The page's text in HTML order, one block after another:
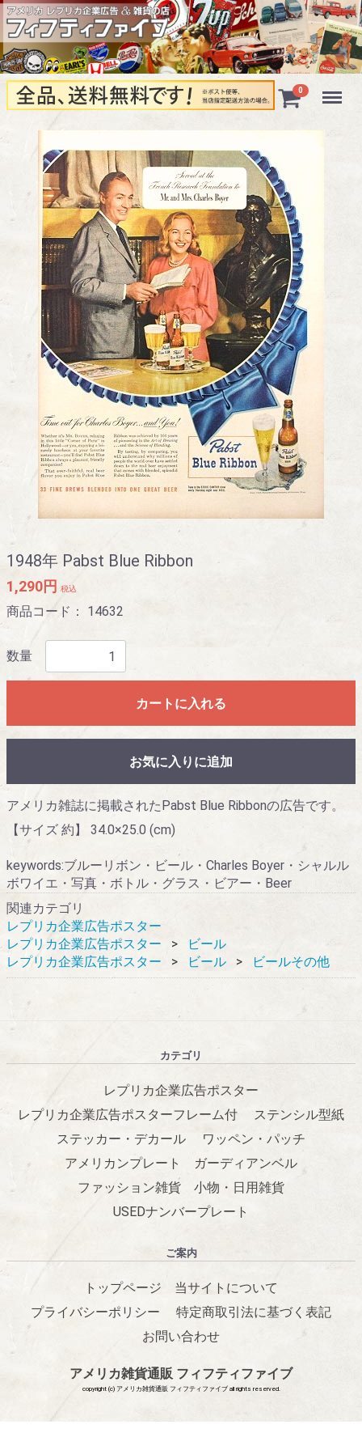
0 Menu
1948年 Pabst Blue Ribbon
1,290円 税込
商品コード： 14632
数量
カートに入れる
お気に入りに追加
アメリカ雑誌に掲載されたPabst Blue Ribbonの広告です。
【サイズ 約】 34.0×25.0 (cm)
keywords:ブルーリボン・ビール・Charles Boyer・シャルル
ボワイエ・写真・ボトル・グラス・ビアー・Beer
関連カテゴリ
レプリカ企業広告ポスター
レプリカ企業広告ポスター
ビール
レプリカ企業広告ポスター
ビール ビールその他
カテゴリ
レプリカ企業広告ポスター
レプリカ企業広告ポスターフレーム付
ステンシル型紙
ステッカー・デカール
ワッペン・パッチ
アメリカンプレート
ガーディアンベル
ファッション雑貨
小物・日用雑貨
USEDナンバープレート
ご案内
トップページ
当サイトについて
プライバシーポリシー
特定商取引法に基づく表記
お問い合わせ
アメリカ雑貨通販 フィフティファイブ
copyright (c) アメリカ雑貨通販 フィフティファイブ all rights reserved.